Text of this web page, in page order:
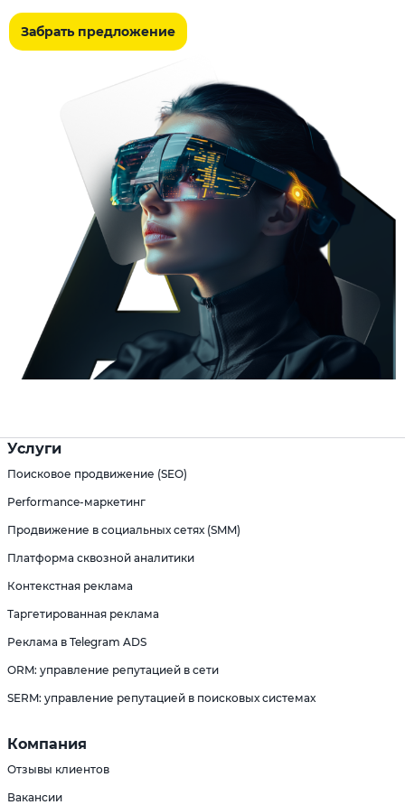
Забрать предложение
Услуги
Поисковое продвижение (SEO)
Performance-маркетинг
Продвижение в социальных сетях (SMM)
Платформа сквозной аналитики
Контекстная реклама
Таргетированная реклама
Реклама в Telegram ADS
ORM: управление репутацией в сети
SERM: управление репутацией в поисковых системах
Компания
Отзывы клиентов
Вакансии